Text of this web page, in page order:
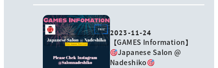
2023-11-24
【GAMES Information】
Japanese Salon @
Nadeshiko